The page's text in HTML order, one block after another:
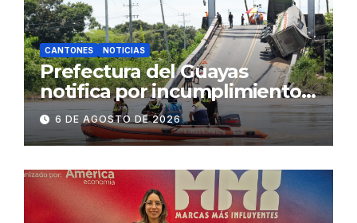
CANTONES NOTICIAS
Prefectura del Guayas
notifica por incumplimiento
contractual a la
Concesionaria CONORTE y
exige celeridad en
desmontaje del puente
Gonzalo Icaza Cornejo, en
Daule
6 DE AGOSTO DE 2026